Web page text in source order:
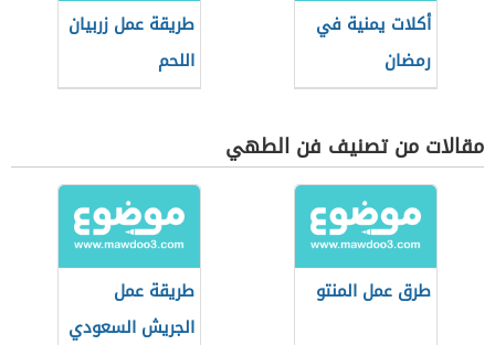
أكلات يمنية في
رمضان
طريقة عمل زربيان
اللحم
مقالات من تصنيف فن الطهي
طرق عمل المنتو
طريقة عمل
الجريش السعودي